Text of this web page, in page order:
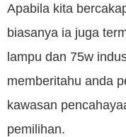
Apabila kita
biasanya ia juga
lampu dan 75w
memberitahu anda
kawasan
pemilihan.